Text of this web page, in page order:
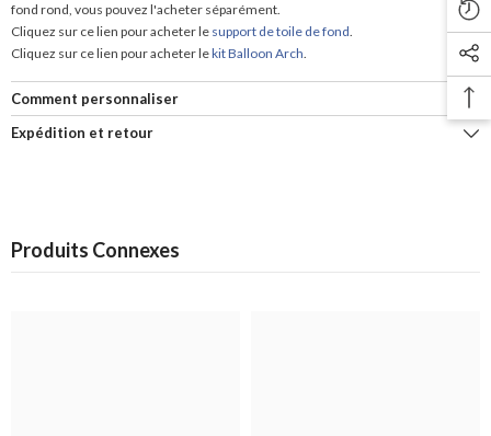
fond rond, vous pouvez l'acheter séparément.
Cliquez sur ce lien pour acheter le support de toile de fond.
Cliquez sur ce lien pour acheter lekit Balloon Arch.
Comment personnaliser
Expédition et retour
Produits Connexes